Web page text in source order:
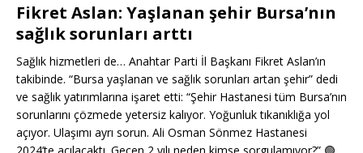
Fikret Aslan: Yaşlanan şehir Bursa’nın
sağlık sorunları arttı
Sağlık hizmetleri de… Anahtar Parti İl Başkanı Fikret Aslan’ın
takibinde. “Bursa yaşlanan ve sağlık sorunları artan şehir” dedi
ve sağlık yatırımlarına işaret etti: “Şehir Hastanesi tüm Bursa’nın
sorunlarını çözmede yetersiz kalıyor. Yoğunluk tıkanıklığa yol
açıyor. Ulaşımı ayrı sorun. Ali Osman Sönmez Hastanesi